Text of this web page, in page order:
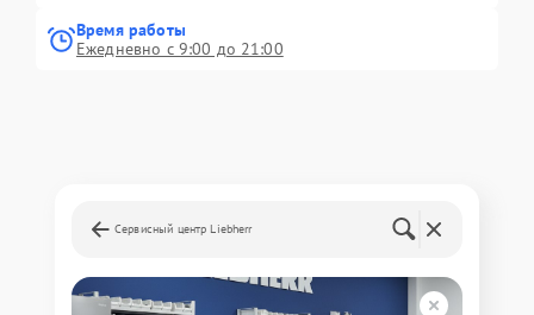
Время работы
Ежедневно с 9:00 до 21:00
Сервисный центр Liebherr